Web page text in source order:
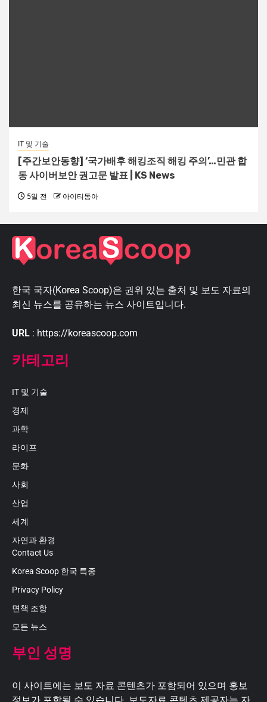
IT 및 기술
[주간보안동향] ‘국가배후 해킹조직 해킹 주의’…민관 합
동 사이버보안 권고문 발표 | KS News
5일 전 아이티동아
한국 국자(Korea Scoop)은 권위 있는 출처 및 보도 자료의
최신 뉴스를 공유하는 뉴스 사이트입니다.
URL : https://koreascoop.com
카테고리
IT 및 기술
경제
과학
라이프
문화
사회
산업
세계
자연과 환경
Contact Us
Korea Scoop 한국 특종
Privacy Policy
면책 조항
모든 뉴스
부인 성명
이 사이트에는 보도 자료 콘텐츠가 포함되어 있으며 홍보
정보가 포함될 수 있습니다. 보도자료 콘텐츠 제공자는 자